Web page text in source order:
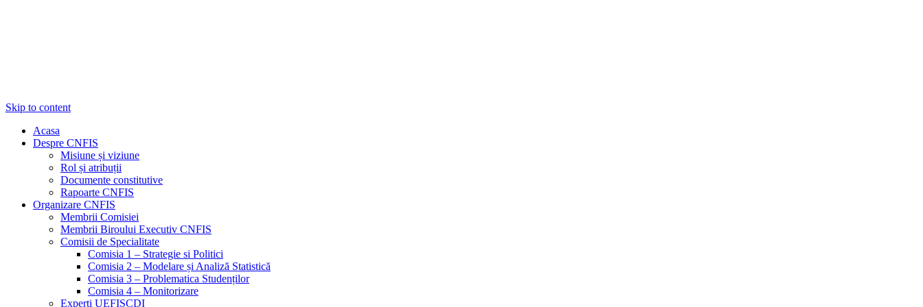
Skip to content
Acasa
Despre CNFIS
Misiune și viziune
Rol și atribuții
Documente constitutive
Rapoarte CNFIS
Organizare CNFIS
Membrii Comisiei
Membrii Biroului Executiv CNFIS
Comisii de Specialitate
Comisia 1 – Strategie si Politici
Comisia 2 – Modelare și Analiză Statistică
Comisia 3 – Problematica Studenților
Comisia 4 – Monitorizare
Experți UEFISCDI